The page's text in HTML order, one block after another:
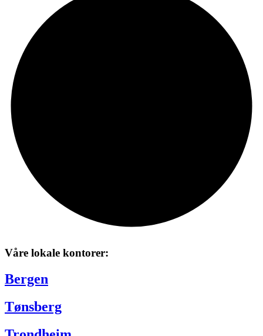
Våre lokale kontorer:
Bergen
Tønsberg